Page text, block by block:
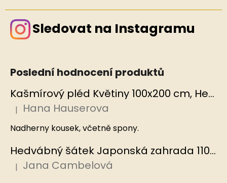
Sledovat na Instagramu
Poslední hodnocení produktů
Kašmírový pléd Květiny 100x200 cm, Hedvábný svět
Hodnocení produktu je 5 z 5 hvězdiček.
| Hana Hauserova
Nadherny kousek, včetně spony.
Hedvábný šátek Japonská zahrada 110x110 cm v dárkovém balení, HEDVÁBNÝ SVĚT
Hodnocení produktu je 5 z 5 hvězdiček.
| Jana Cambelová